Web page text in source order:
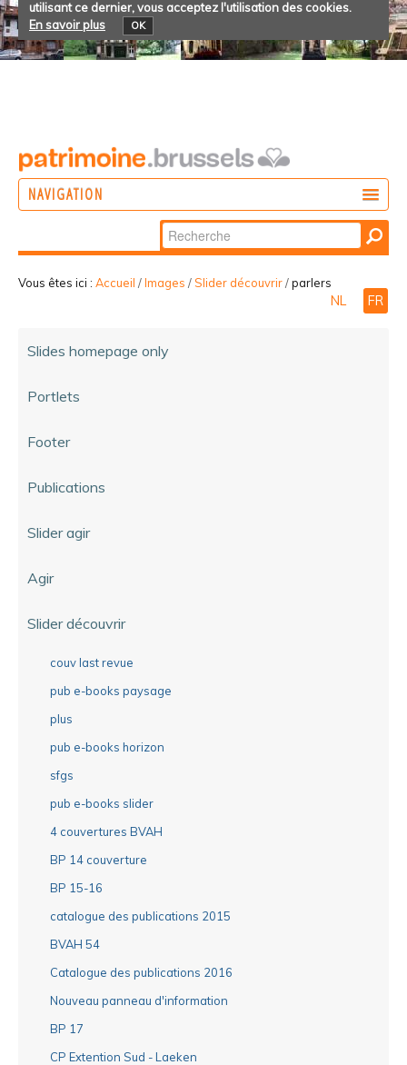
utilisant ce dernier, vous acceptez l'utilisation des cookies.
En savoir plus
OK
NAVIGATION
Chercher par
Recherche
avancée…
Vous êtes ici : Accueil /Images /Slider découvrir/parlers
NL FR
Slides homepage only
Portlets
Footer
Publications
Slider agir
Agir
Slider découvrir
couv last revue
pub e-books paysage
plus
pub e-books horizon
sfgs
pub e-books slider
4 couvertures BVAH
BP 14 couverture
BP 15-16
catalogue des publications 2015
BVAH 54
Catalogue des publications 2016
Nouveau panneau d'information
BP 17
CP Extention Sud - Laeken